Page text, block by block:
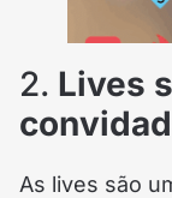
2. Lives
As lives são